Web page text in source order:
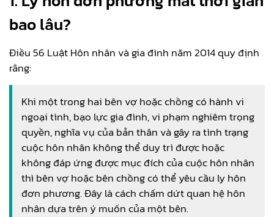
bao lâu?
Điều 56 Luật Hôn nhân và gia đình năm 2014 quy định
rằng:
Khi một trong hai bên vợ hoặc chồng có hành vi
ngoại tình, bạo lực gia đình, vi phạm nghiêm trọng
quyền, nghĩa vụ của bản thân và gây ra tình trạng
cuộc hôn nhân không thể duy trì được hoặc
không đáp ứng được mục đích của cuộc hôn nhân
thì bên vợ hoặc bên chồng có thể yêu cầu ly hôn
đơn phương. Đây là cách chấm dứt quan hệ hôn
nhân dựa trên ý muốn của một bên.